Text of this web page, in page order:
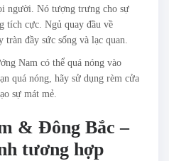
người. Nó tượng trưng cho sự
tích cực. Ngủ quay đầu về
tràn đầy sức sống và lạc quan.
Nam có thể quá nóng vào
quá nóng, hãy sử dụng rèm cửa
sự mát mẻ.
& Đông Bắc –
tương hợp